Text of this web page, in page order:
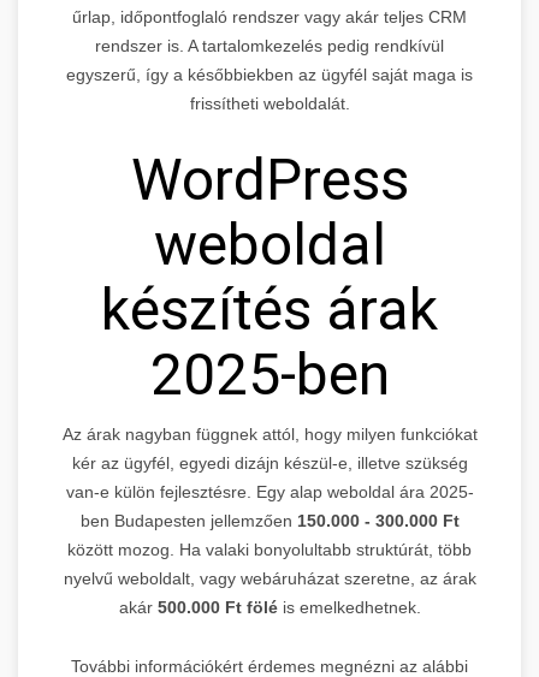
űrlap, időpontfoglaló rendszer vagy akár teljes CRM
rendszer is. A tartalomkezelés pedig rendkívül
egyszerű, így a későbbiekben az ügyfél saját maga is
frissítheti weboldalát.
WordPress
weboldal
készítés árak
2025-ben
Az árak nagyban függnek attól, hogy milyen funkciókat
kér az ügyfél, egyedi dizájn készül-e, illetve szükség
van-e külön fejlesztésre. Egy alap weboldal ára 2025-
ben Budapesten jellemzően 150.000 - 300.000 Ft
között mozog. Ha valaki bonyolultabb struktúrát, több
nyelvű weboldalt, vagy webáruházat szeretne, az árak
akár 500.000 Ft föléis emelkedhetnek.
További információkért érdemes megnézni az alábbi